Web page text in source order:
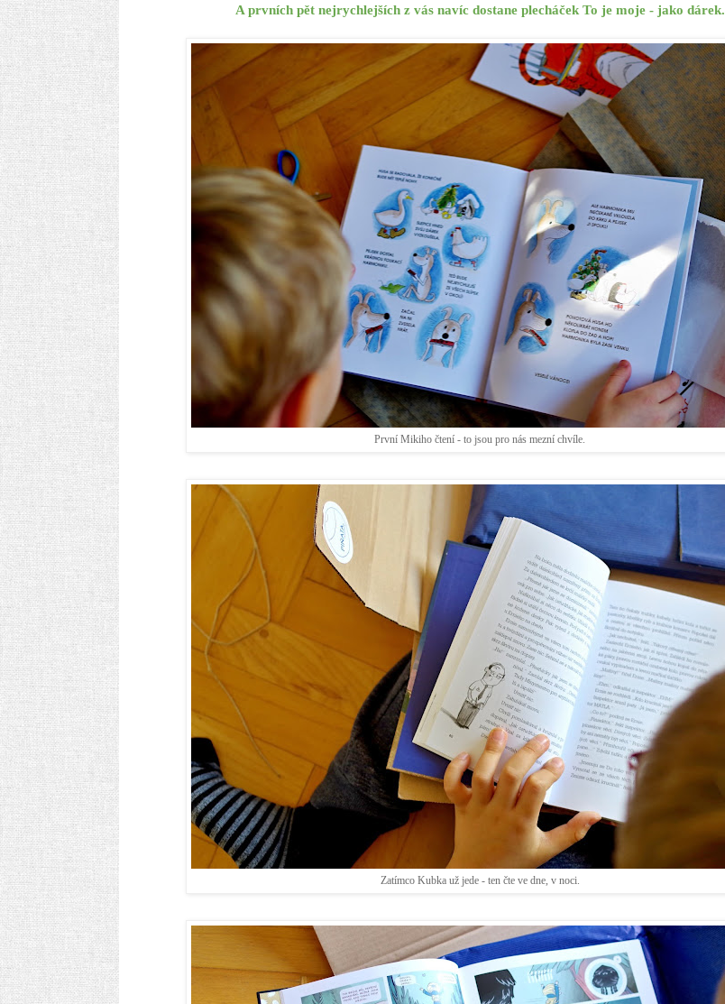
A prvních pět nejrychlejších z vás navíc dostane plecháček To je moje - jako dárek.
První Mikiho čtení - to jsou pro nás mezní chvíle.
Zatímco Kubka už jede - ten čte ve dne, v noci.